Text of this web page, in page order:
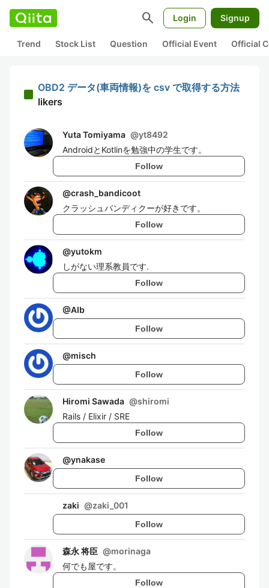
search Login Signup
Trend Stock List Question Official Event Official
OBD2 データ(車両情報)を csv で取得する方法
likers
Yuta Tomiyama @yt8492
AndroidとKotlinを勉強中の学生です。
Follow
@crash_bandicoot
クラッシュバンディクーが好きです。
Follow
@yutokm
しがない理系教員です.
Follow
@AIb
Follow
@misch
Follow
Hiromi Sawada @shiromi
Rails / Elixir / SRE
Follow
@ynakase
Follow
zaki @zaki_001
Follow
森永 将臣 @morinaga
何でも屋です。
Follow